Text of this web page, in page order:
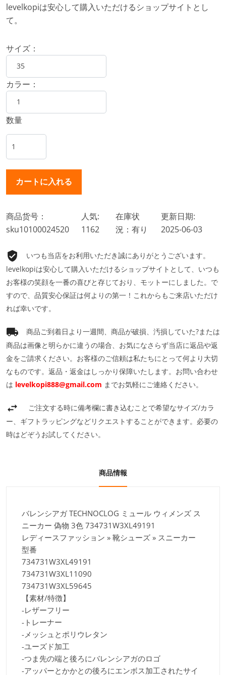
levelkopiは安心して購入いただけるショップサイトとし
て。
サイズ：
カラー：
数量
商品货号：
sku10100024520
人気:
1162
在庫状
況：有り
更新日期:
2025-06-03
いつも当店をお利用いただき誠にありがとうございます。
levelkopiは安心して購入いただけるショップサイトとして、いつも
お客様の笑顔を一番の喜びと存じており、モットーにしました。で
すので、品質安心保証は何よりの第一！これからもご来店いただけ
れば幸いです。
商品ご到着日より一週間、商品が破損、汚損していた?または
商品は画像と明らかに違うの場合、お気になさらず当店に返品や返
金をご請求ください。お客様のご信頼は私たちにとって何より大切
なものです。返品・返金はしっかり保障いたします。お問い合わせ
は levelkopi888@gmail.com までお気軽にご連絡ください。
ご注文する時に備考欄に書き込むことで希望なサイズ/カラ
ー、ギフトラッピングなどリクエストすることができます。必要の
時はどぞうお試してください。
商品情報
バレンシアガ TECHNOCLOG ミュール ウィメンズ ス
ニーカー 偽物 3色 734731W3XL49191
レディースファッション » 靴シューズ » スニーカー
型番
734731W3XL49191
734731W3XL11090
734731W3XL59645
【素材/特徴】
-レザーフリー
-トレーナー
-メッシュとポリウレタン
-ユーズド加工
-つま先の端と後ろにバレンシアガのロゴ
-アッパーとかかとの後ろにエンボス加工されたサイ